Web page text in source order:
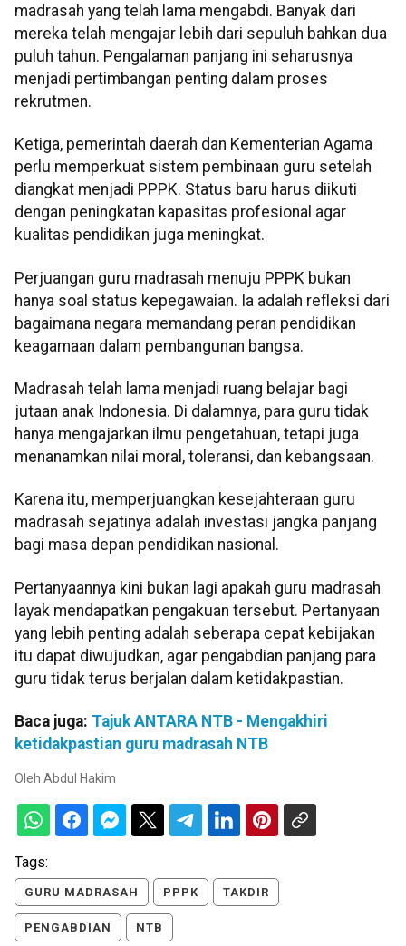
madrasah yang telah lama mengabdi. Banyak dari
mereka telah mengajar lebih dari sepuluh bahkan dua
puluh tahun. Pengalaman panjang ini seharusnya
menjadi pertimbangan penting dalam proses
rekrutmen.
Ketiga, pemerintah daerah dan Kementerian Agama
perlu memperkuat sistem pembinaan guru setelah
diangkat menjadi PPPK. Status baru harus diikuti
dengan peningkatan kapasitas profesional agar
kualitas pendidikan juga meningkat.
Perjuangan guru madrasah menuju PPPK bukan
hanya soal status kepegawaian. Ia adalah refleksi dari
bagaimana negara memandang peran pendidikan
keagamaan dalam pembangunan bangsa.
Madrasah telah lama menjadi ruang belajar bagi
jutaan anak Indonesia. Di dalamnya, para guru tidak
hanya mengajarkan ilmu pengetahuan, tetapi juga
menanamkan nilai moral, toleransi, dan kebangsaan.
Karena itu, memperjuangkan kesejahteraan guru
madrasah sejatinya adalah investasi jangka panjang
bagi masa depan pendidikan nasional.
Pertanyaannya kini bukan lagi apakah guru madrasah
layak mendapatkan pengakuan tersebut. Pertanyaan
yang lebih penting adalah seberapa cepat kebijakan
itu dapat diwujudkan, agar pengabdian panjang para
guru tidak terus berjalan dalam ketidakpastian.
Baca juga: Tajuk ANTARA NTB - Mengakhiri
ketidakpastian guru madrasah NTB
Oleh Abdul Hakim
Tags:
GURU MADRASAH PPPK TAKDIR
PENGABDIAN NTB